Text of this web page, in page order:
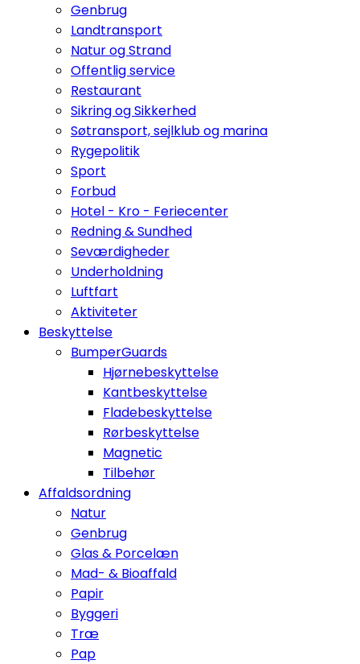
Genbrug
Landtransport
Natur og Strand
Offentlig service
Restaurant
Sikring og Sikkerhed
Søtransport, sejlklub og marina
Rygepolitik
Sport
Forbud
Hotel - Kro - Feriecenter
Redning & Sundhed
Seværdigheder
Underholdning
Luftfart
Aktiviteter
Beskyttelse
BumperGuards
Hjørnebeskyttelse
Kantbeskyttelse
Fladebeskyttelse
Rørbeskyttelse
Magnetic
Tilbehør
Affaldsordning
Natur
Genbrug
Glas & Porcelæn
Mad- & Bioaffald
Papir
Byggeri
Træ
Pap